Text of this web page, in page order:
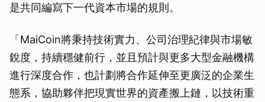
是共同編寫下一代資本市場的規則。
「MaiCoin將秉持技術實力、公司治理紀律與市場敏
銳度，持續穩健前行，並且預計與更多大型金融機構
進行深度合作，也計劃將合作延伸至更廣泛的企業生
態系，協助夥伴把現實世界的資產搬上鏈，以技術重